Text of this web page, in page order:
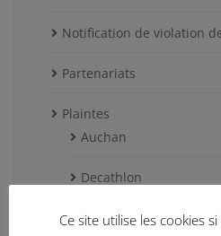
Notification de violation
Partenariats
Plaintes
Auchan
Decathlon
Facebook
Ce site utilise les cookies